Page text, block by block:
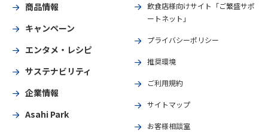
商品情報
キャンペーン
エンタメ・レシピ
サステナビリティ
企業情報
Asahi Park
飲食店様向けサイト「ご繁盛サポ
ートネット」
プライバシーポリシー
推奨環境
ご利用規約
サイトマップ
お客様相談室